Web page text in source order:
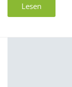
Lesen